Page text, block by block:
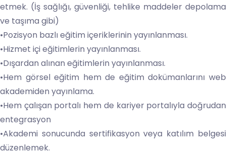
etmek. (İş sağlığı, güvenliği, tehlike maddeler depolama
ve taşıma gibi)
•Pozisyon bazlı eğitim içeriklerinin yayınlanması.
•Hizmet içi eğitimlerin yayınlanması.
•Dışardan alınan eğitimlerin yayınlanması.
•Hem görsel eğitim hem de eğitim dokümanlarını web
akademiden yayınlama.
•Hem çalışan portalı hem de kariyer portalıyla doğrudan
entegrasyon
•Akademi sonucunda sertifikasyon veya katılım belgesi
düzenlemek.